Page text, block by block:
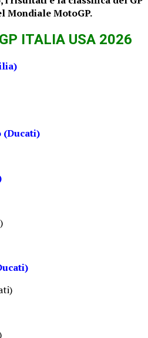
Mondiale MotoGP.
ITALIA USA 2026
(Ducati)